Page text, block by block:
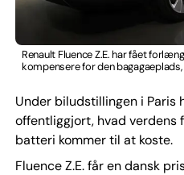
Renault Fluence Z.E. har fået
kompensere for den
Under biludstillingen i Paris
offentliggjort, hvad
batteri kommer til at koste.
Fluence Z.E. får en dansk